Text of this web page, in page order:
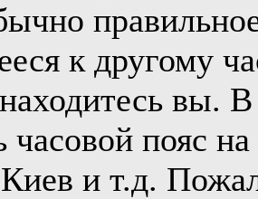
к другому
вы.
часовой пояс
и т.д.